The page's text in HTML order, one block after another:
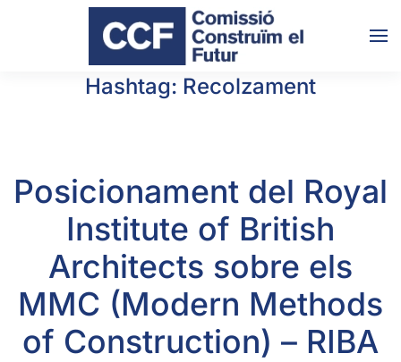
Skip to main content
Hashtag: Recolzament
Posicionament del Royal
Institute of British
Architects sobre els
MMC (Modern Methods
of Construction) – RIBA